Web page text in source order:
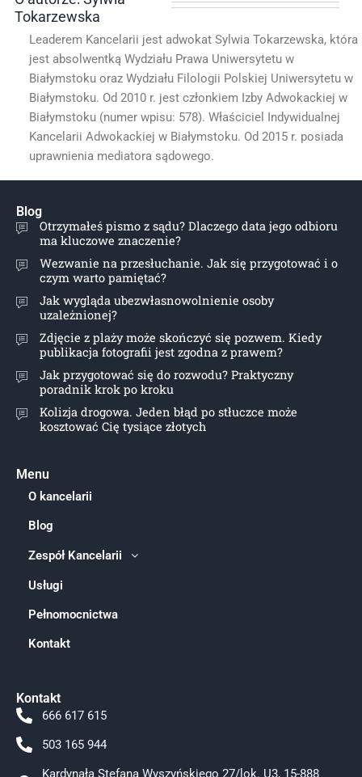
Tokarzewska
Leaderem Kancelarii jest adwokat Sylwia Tokarzewska, która
jest absolwentką Wydziału Prawa Uniwersytetu w
Białymstoku oraz Wydziału Filologii Polskiej Uniwersytetu w
Białymstoku. Od 2010 r. jest członkiem Izby Adwokackiej w
Białymstoku (numer wpisu: 578). Właściciel Indywidualnej
Kancelarii Adwokackiej w Białymstoku. Od 2015 r. posiada
uprawnienia mediatora sądowego.
Blog
Otrzymałeś pismo z sądu? Dlaczego data jego odbioru
ma kluczowe znaczenie?
Wezwanie na przesłuchanie. Jak się przygotować i o
czym warto pamiętać?
Jak wygląda ubezwłasnowolnienie osoby
uzależnionej?
Zdjęcie z plaży może skończyć się pozwem. Kiedy
publikacja fotografii jest zgodna z prawem?
Jak przygotować się do rozwodu? Praktyczny
poradnik krok po kroku
Kolizja drogowa. Jeden błąd po stłuczce może
kosztować Cię tysiące złotych
Menu
O kancelarii
Blog
Zespół Kancelarii
Usługi
Pełnomocnictwa
Kontakt
Kontakt
666 617 615
503 165 944
Kardynała Stefana Wyszyńskiego 27/lok. U3, 15-888